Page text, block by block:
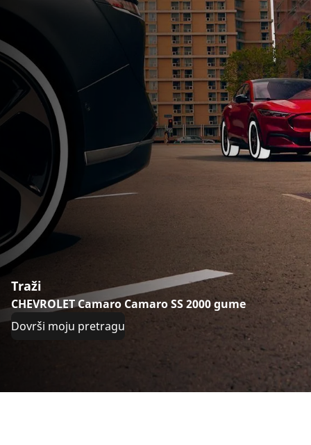
Traži
CHEVROLET Camaro Camaro SS 2000 gume
Dovrši moju pretragu